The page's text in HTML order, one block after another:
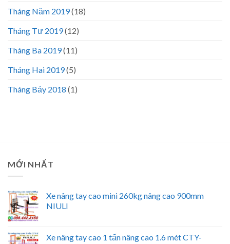
Tháng Năm 2019(18)
Tháng Tư 2019(12)
Tháng Ba 2019(11)
Tháng Hai 2019(5)
Tháng Bảy 2018 (1)
MỚI NHẤT
Xe nâng tay cao mini 260kg nâng cao 900mm
NIULI
Xe nâng tay cao 1 tấn nâng cao 1.6 mét CTY-